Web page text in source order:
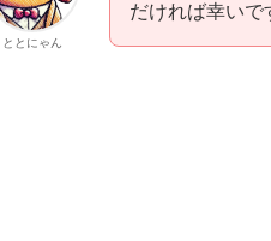
ととにゃん
だければ幸いで